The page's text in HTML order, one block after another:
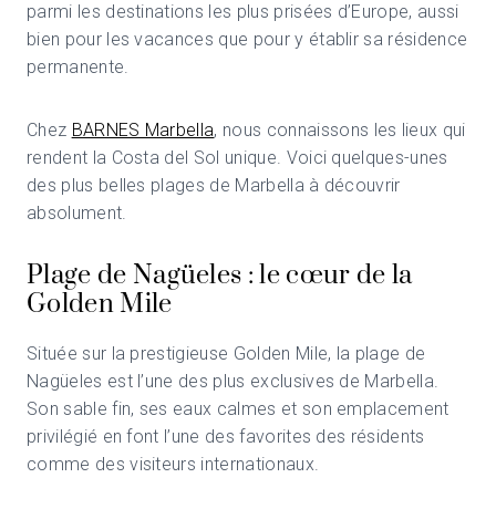
parmi les destinations les plus prisées d’Europe, aussi
bien pour les vacances que pour y établir sa résidence
permanente.
Chez BARNES Marbella, nous connaissons les lieux qui
rendent la Costa del Sol unique. Voici quelques-unes
des plus belles plages de Marbella à découvrir
absolument.
Plage de Nagüeles : le cœur de la
Golden Mile
Située sur la prestigieuse Golden Mile, la plage de
Nagüeles est l’une des plus exclusives de Marbella.
Son sable fin, ses eaux calmes et son emplacement
privilégié en font l’une des favorites des résidents
comme des visiteurs internationaux.